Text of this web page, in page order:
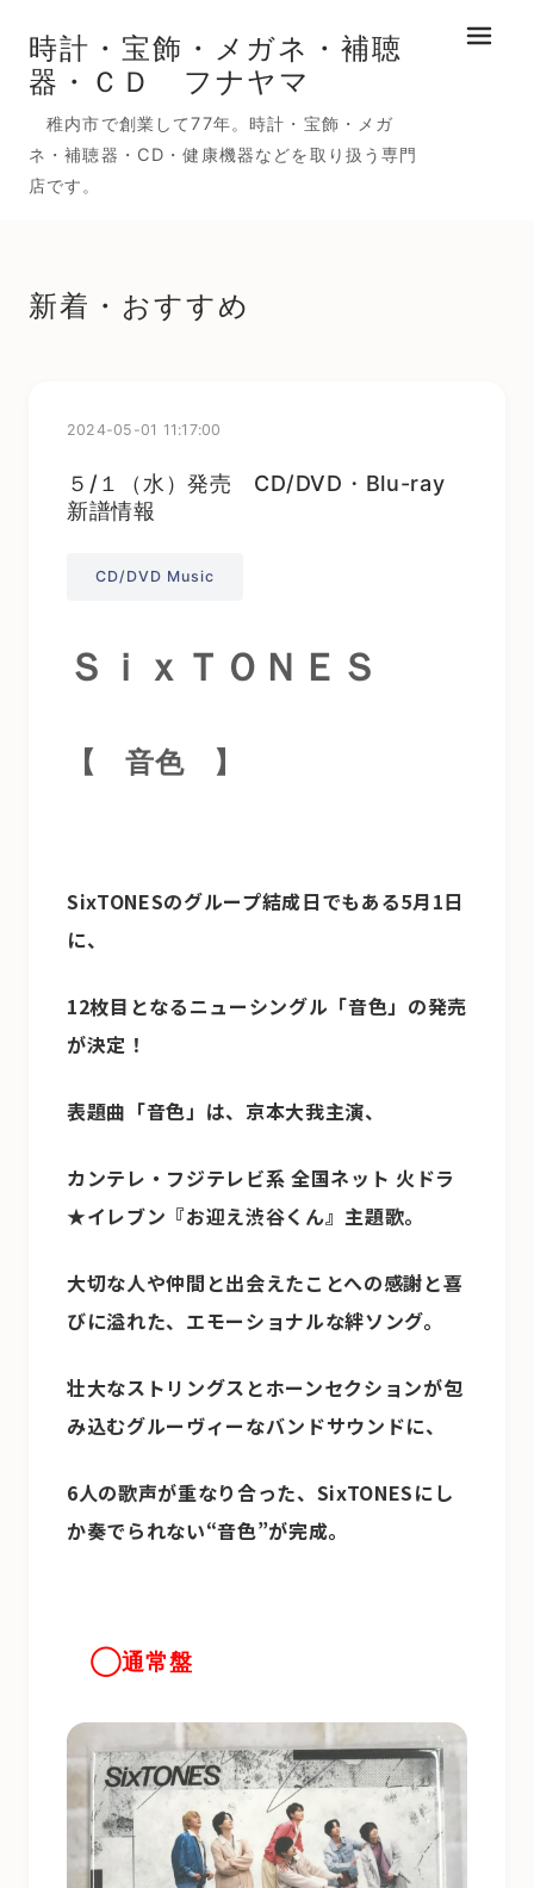
時計・宝飾・メガネ・補聴
器・ＣＤ フナヤマ
稚内市で創業して77年。時計・宝飾・メガ
ネ・補聴器・CD・健康機器などを取り扱う専門
店です。
メニュ
新着・おすすめ
2024-05-01 11:17:00
５/１（水）発売 CD/DVD・Blu-ray
新譜情報
CD/DVD Music
ＳｉｘＴＯＮＥＳ
【 音色 】
SixTONESのグループ結成日でもある5月1日
に、
12枚目となるニューシングル「音色」の発売
が決定！
表題曲「音色」は、京本大我主演、
カンテレ・フジテレビ系 全国ネット 火ドラ
★イレブン『お迎え渋谷くん』主題歌。
大切な人や仲間と出会えたことへの感謝と喜
びに溢れた、エモーショナルな絆ソング。
壮大なストリングスとホーンセクションが包
み込むグルーヴィーなバンドサウンドに、
6人の歌声が重なり合った、SixTONESにし
か奏でられない“音色”が完成。
◯通常盤